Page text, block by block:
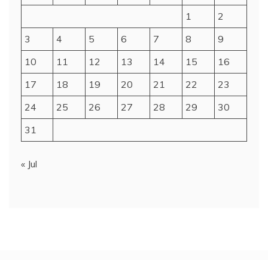
1
2
3
4 5 6 7 8
9
10
11 12 13 14 15
16
17
18 19 20 21 22
23
24
25 26 27 28 29
30
31
« Jul